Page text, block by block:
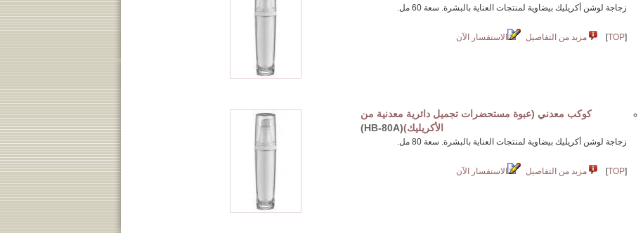
زجاجة لوشن أكريليك بيضاوية لمنتجات العناية بالبشرة. سعة 60 مل.
[
TOP
] مزيد من التفاصيل الاستفسار الآن
كوكب معدني (عبوة مستحضرات تجميل دائرية معدنية من
الأكريليك)(HB-80A)
زجاجة لوشن أكريليك بيضاوية لمنتجات العناية بالبشرة. سعة 80 مل.
[
TOP
] مزيد من التفاصيل الاستفسار الآن